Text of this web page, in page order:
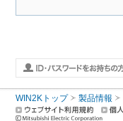
WIN2Kトップ 製品情報